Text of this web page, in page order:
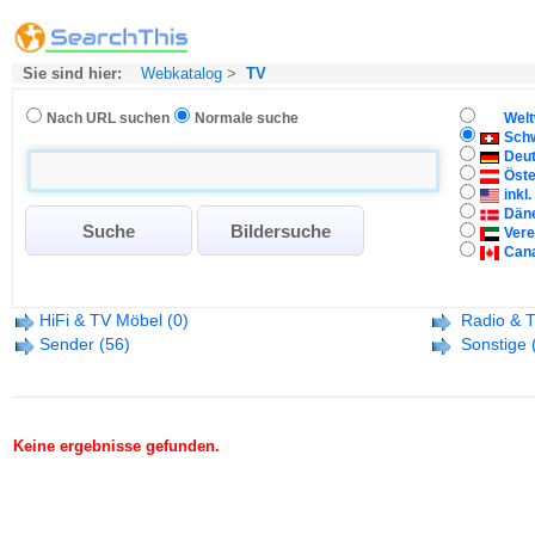
Sie sind hier: Webkatalog > TV
Nach URL suchen Normale suche
inkl.
HiFi & TV Möbel (0)
Radio &
Sender (56) Sonstige
Keine ergebnisse gefunden.